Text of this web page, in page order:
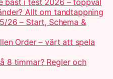
bäst i test 2026 – toppval
Allt om tandtappning
26 – Start, Schema &
Order – värt att spela
8 timmar? Regler och